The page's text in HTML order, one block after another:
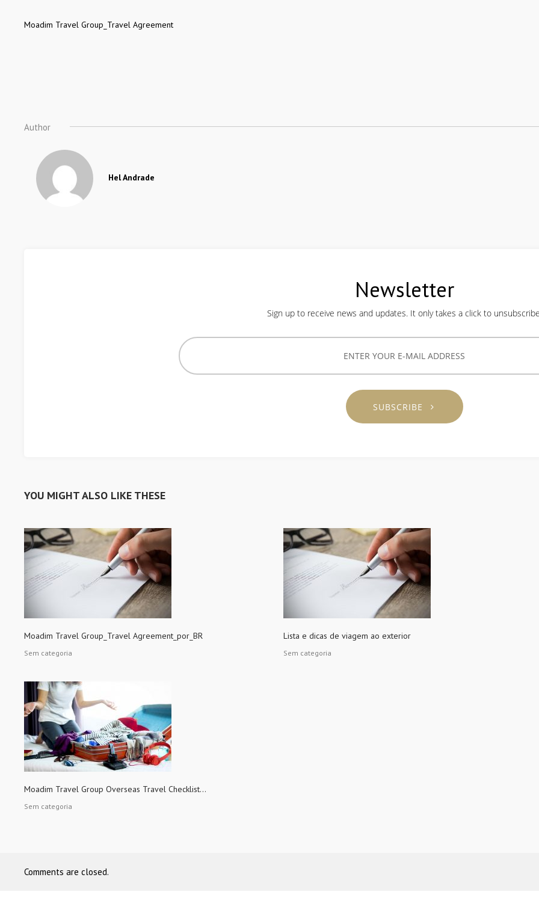
Moadim Travel Group_Travel Agreement
Author
Hel Andrade
Newsletter
Sign up to receive news and updates. It only takes a click to
SUBSCRIBE
YOU MIGHT ALSO LIKE THESE
Moadim Travel Group_Travel Agreement_por_BR
Sem categoria
Lista e dicas de viagem ao exterior
Sem categoria
Moadim Travel Group Overseas Travel Checklist...
Sem categoria
Comments are closed.